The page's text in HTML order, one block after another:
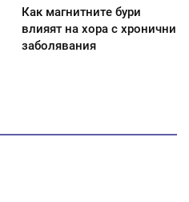
Как магнитните бури
влияят на хора с хронични
заболявания